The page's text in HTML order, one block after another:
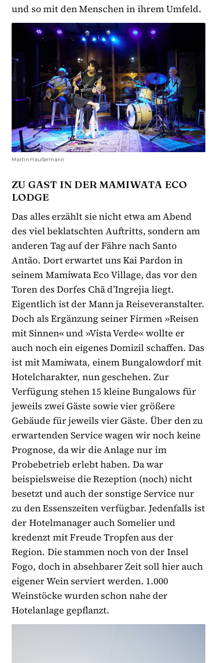
und so mit den Menschen in ihrem Umfeld.
Martin Häußermann
ZU GAST IN DER MAMIWATA ECO
LODGE
Das alles erzählt sie nicht etwa am Abend
des viel beklatschten Auftritts, sondern am
anderen Tag auf der Fähre nach Santo
Antão. Dort erwartet uns Kai Pardon in
seinem Mamiwata Eco Village, das vor den
Toren des Dorfes Chã d’Ingrejia liegt.
Eigentlich ist der Mann ja Reiseveranstalter.
Doch als Ergänzung seiner Firmen »Reisen
mit Sinnen« und »Vista Verde« wollte er
auch noch ein eigenes Domizil schaffen. Das
ist mit Mamiwata, einem Bungalowdorf mit
Hotelcharakter, nun geschehen. Zur
Verfügung stehen 15 kleine Bungalows für
jeweils zwei Gäste sowie vier größere
Gebäude für jeweils vier Gäste. Über den zu
erwartenden Service wagen wir noch keine
Prognose, da wir die Anlage nur im
Probebetrieb erlebt haben. Da war
beispielsweise die Rezeption (noch) nicht
besetzt und auch der sonstige Service nur
zu den Essenszeiten verfügbar. Jedenfalls ist
der Hotelmanager auch Somelier und
kredenzt mit Freude Tropfen aus der
Region. Die stammen noch von der Insel
Fogo, doch in absehbarer Zeit soll hier auch
eigener Wein serviert werden. 1.000
Weinstöcke wurden schon nahe der
Hotelanlage gepflanzt.